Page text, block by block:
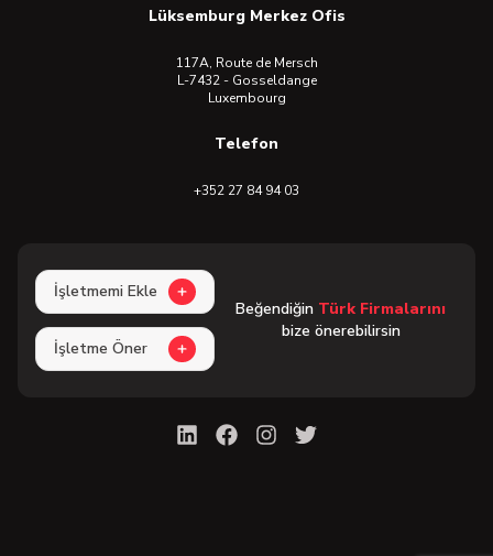
Lüksemburg Merkez Ofis
117A, Route de Mersch
L-7432 - Gosseldange
Luxembourg
Telefon
+352 27 84 94 03
İşletmemi Ekle
İşletme Öner
Beğendiğin Türk Firmalarını
bize önerebilirsin